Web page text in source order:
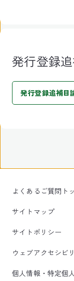
発行登録
発行登録追補目
よくあるご質問ト
サイトマップ
サイトポリシー
ウェブアクセシビ
個人情報・特定個